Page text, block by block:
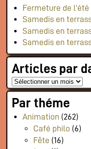
Fermeture de l’été
Samedis en
Samedis en
Samedis en
Articles par
Par théme
Animation (262)
Café philo (6)
Fête (16)